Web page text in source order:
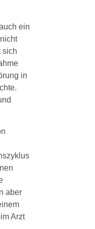
ein
sich
in
aber
Arzt